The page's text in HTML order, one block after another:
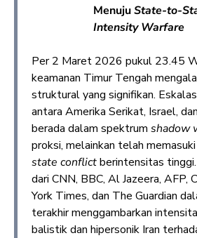
MenujuState-to-
Intensity Warfare
Per 2 Maret 2026 pukul 23.45
keamanan Timur Tengah
struktural yang signifikan.
antara Amerika Serikat, Israel,
berada dalam spektrum shadow
proksi, melainkan telah
state conflictberintensitas
dari CNN, BBC, Al Jazeera, AFP,
York Times, dan The Guardian
terakhir menggambarkan
balistik dan hipersonik Iran